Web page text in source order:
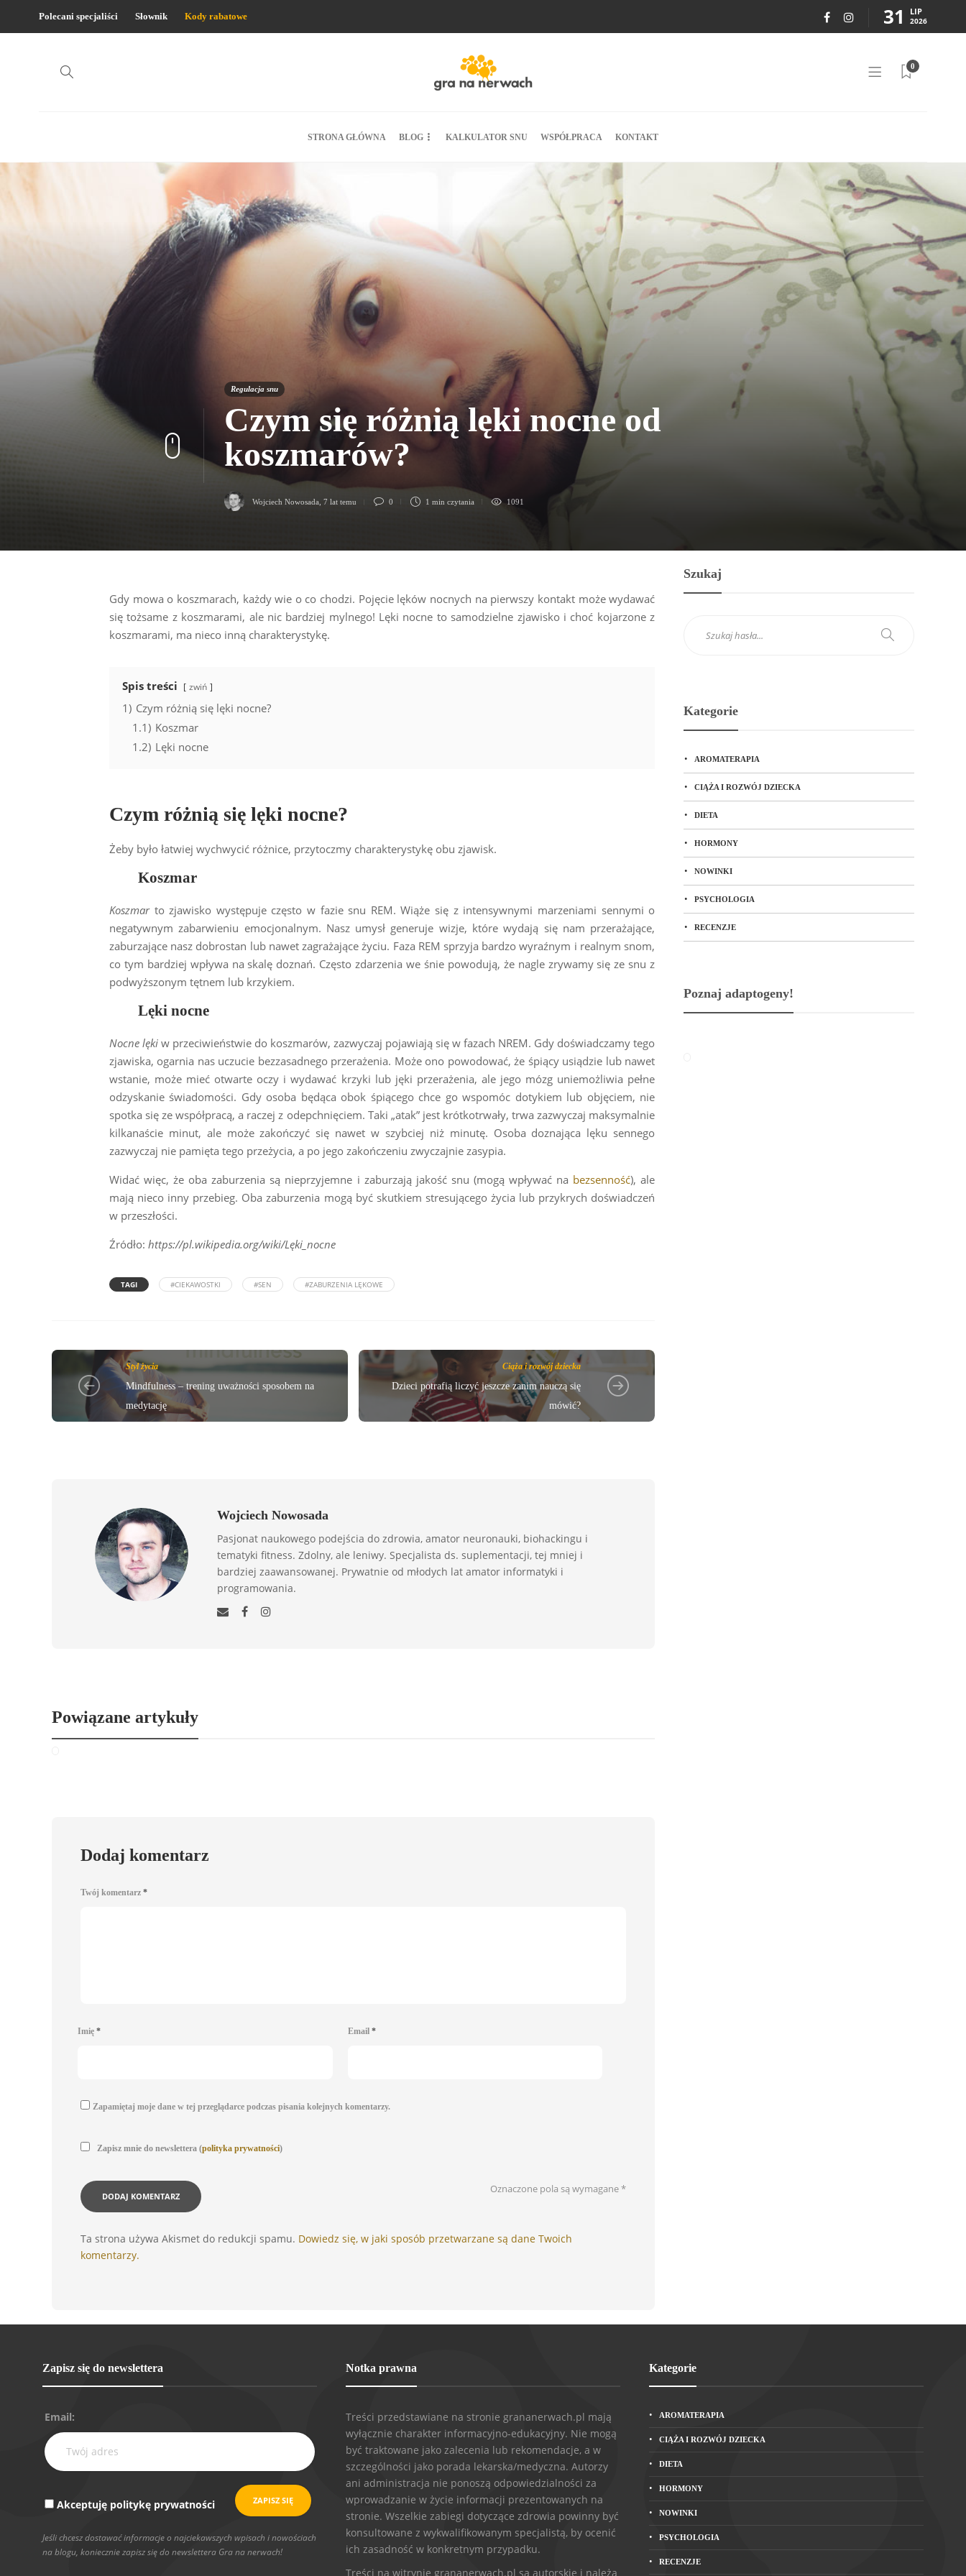
Polecani specjaliści Słownik Kody rabatowe 31 LIP
2026
0
STRONA GŁÓWNA BLOG KALKULATOR SNU WSPÓŁPRACA KONTAKT
Regulacja snu
Czym się różnią lęki nocne od
koszmarów?
Wojciech Nowosada 7 lat temu 0 1 min czytania 1091
Gdy mowa o koszmarach, każdy wie o co chodzi. Pojęcie lęków nocnych na pierwszy kontakt może wydawać
się tożsame z koszmarami, ale nic bardziej mylnego! Lęki nocne to samodzielne zjawisko i choć kojarzone z
koszmarami, ma nieco inną charakterystykę.
Spis treści zwiń
1) Czym różnią się lęki nocne?
1.1) Koszmar
1.2) Lęki nocne
Czym różnią się lęki nocne?
Żeby było łatwiej wychwycić różnice, przytoczmy charakterystykę obu zjawisk.
Koszmar
Koszmarto zjawisko występuje często w fazie snu REM. Wiąże się z intensywnymi marzeniami sennymi o
negatywnym zabarwieniu emocjonalnym. Nasz umysł generuje wizje, które wydają się nam przerażające,
zaburzające nasz dobrostan lub nawet zagrażające życiu. Faza REM sprzyja bardzo wyraźnym i realnym snom,
co tym bardziej wpływa na skalę doznań. Często zdarzenia we śnie powodują, że nagle zrywamy się ze snu z
podwyższonym tętnem lub krzykiem.
Lęki nocne
Nocne lęki w przeciwieństwie do koszmarów, zazwyczaj pojawiają się w fazach NREM. Gdy doświadczamy tego
zjawiska, ogarnia nas uczucie bezzasadnego przerażenia. Może ono powodować, że śpiący usiądzie lub nawet
wstanie, może mieć otwarte oczy i wydawać krzyki lub jęki przerażenia, ale jego mózg uniemożliwia pełne
odzyskanie świadomości. Gdy osoba będąca obok śpiącego chce go wspomóc dotykiem lub objęciem, nie
spotka się ze współpracą, a raczej z odepchnięciem. Taki „atak” jest krótkotrwały, trwa zazwyczaj maksymalnie
kilkanaście minut, ale może zakończyć się nawet w szybciej niż minutę. Osoba doznająca lęku sennego
zazwyczaj nie pamięta tego przeżycia, a po jego zakończeniu zwyczajnie zasypia.
Widać więc, że oba zaburzenia są nieprzyjemne i zaburzają jakość snu (mogą wpływać na bezsenność), ale
mają nieco inny przebieg. Oba zaburzenia mogą być skutkiem stresującego życia lub przykrych doświadczeń
w przeszłości.
Źródło: https://pl.wikipedia.org/wiki/Lęki_nocne
TAGI #CIEKAWOSTKI #SEN #ZABURZENIA LĘKOWE
Styl życia
Mindfulness – trening uważności sposobem na
medytację
Ciąża i rozwój dziecka
Dzieci potrafią liczyć jeszcze zanim nauczą się
mówić?
Wojciech Nowosada
Pasjonat naukowego podejścia do zdrowia, amator neuronauki, biohackingu i
tematyki fitness. Zdolny, ale leniwy. Specjalista ds. suplementacji, tej mniej i
bardziej zaawansowanej. Prywatnie od młodych lat amator informatyki i
programowania.
Powiązane artykuły
Dodaj komentarz
Twój komentarz *
Imię * Email *
Zapamiętaj moje dane w tej przeglądarce podczas pisania kolejnych komentarzy.
Zapisz mnie do newslettera (polityka prywatności)
Oznaczone pola są wymagane*
Ta strona używa Akismet do redukcji spamu. Dowiedz się, w jaki sposób przetwarzane są dane Twoich
komentarzy.
Szukaj
Kategorie
AROMATERAPIA
CIĄŻA I ROZWÓJ DZIECKA
DIETA
HORMONY
NOWINKI
PSYCHOLOGIA
RECENZJE
Poznaj adaptogeny!
Zapisz się do newslettera
Email:
Akceptuję politykę prywatności
Jeśli chcesz dostawać informacje o najciekawszych wpisach i nowościach
na blogu, koniecznie zapisz się do newslettera Gra na nerwach!
Notka prawna
Treści przedstawiane na stronie grananerwach.pl mają
wyłącznie charakter informacyjno-edukacyjny. Nie mogą
być traktowane jako zalecenia lub rekomendacje, a w
szczególności jako porada lekarska/medyczna. Autorzy
ani administracja nie ponoszą odpowiedzialności za
wprowadzanie w życie informacji prezentowanych na
stronie. Wszelkie zabiegi dotyczące zdrowia powinny być
konsultowane z wykwalifikowanym specjalistą, by ocenić
ich zasadność w konkretnym przypadku.
Treści na witrynie grananerwach.pl są autorskie i należą
Kategorie
AROMATERAPIA
CIĄŻA I ROZWÓJ DZIECKA
DIETA
HORMONY
NOWINKI
PSYCHOLOGIA
RECENZJE